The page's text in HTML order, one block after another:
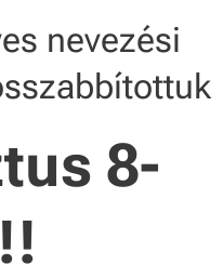
nevezési
8-